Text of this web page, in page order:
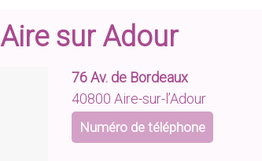
Aire sur Adour
76 Av. de Bordeaux
40800 Aire-sur-l’Adour
Numéro de téléphone